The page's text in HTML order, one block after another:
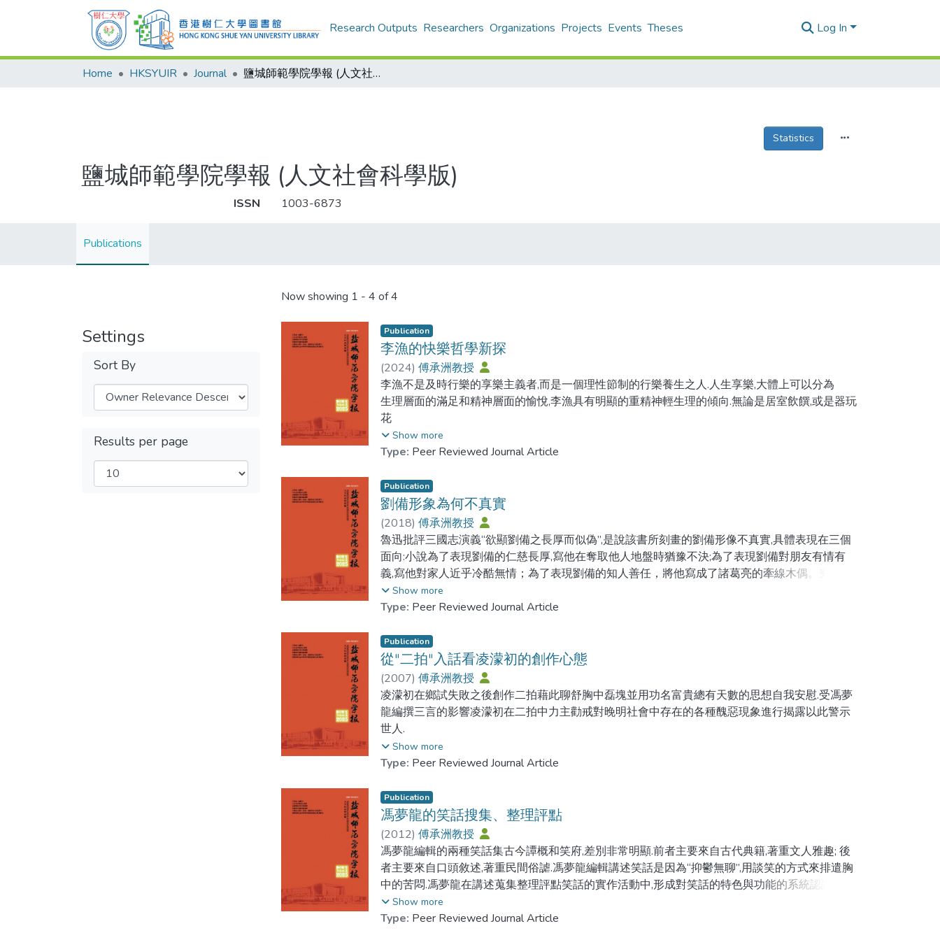
Research Outputs Researchers Organizations Projects Events Theses Log In
Home HKSYUIR Journal 鹽城師範學院學報 (人文社會科學版)
Statistics
鹽城師範學院學報 (人文社會科學版)
ISSN 1003-6873
Publications
Settings
Sort By
Results per page
Now showing 1 - 4 of 4
Publication
李漁的快樂哲學新探
(2024)傅承洲教授
李漁不是及時行樂的享樂主義者,而是一個理性節制的行樂養生之人.人生享樂,大體上可以分為
生理層面的滿足和精神層面的愉悅,李漁具有明顯的重精神輕生理的傾向.無論是居室飲饌,或是器玩
花
木,李漁"崇尚儉樸",鄙棄奢靡.李漁提倡簡單飲食,以素食為主,少吃肉,慎殺生,不要虐待動物.堅決反對
食
張節欲
養生,反對恣情縱欲.男人好色,要守道德底線,可以納妾買婢,不能淫人妻妾.認為狎妓嫖娼,好南風,玩孌
童,有悖情理.李漁的快樂哲學是其人生經驗的總結,是一位睿智老人對世人的關懷與忠告.
Show more
Type: Peer Reviewed Journal Article
Publication
劉備形象為何不真實
(2018)傅承洲教授
魯迅批評三國志演義“欲顯劉備之長厚而似偽”,是說該書所刻畫的劉備形像不真實,具體表現在三個
面向:小說為了表現劉備的仁慈長厚,寫他在奪取他人地盤時猶豫不決;為了表現劉備對朋友有情有
義,寫他對家人近乎冷酷無情；為了表現劉備的知人善任，將他寫成了諸葛亮的牽線木偶。究其原
因，與三國志演義將人物性格絕對化的方法有直接關係,作者要將劉備塑造成一個仁慈長厚的明君,
而歷史上並沒有一個道德完善的開國皇帝,作者只能憑空想像,寫成了一個遠離歷史真實的劉備形象.
走樣.
Show more
Type: Peer Reviewed Journal Article
Publication
從"二拍"入話看凌濛初的創作心態
(2007)傅承洲教授
凌濛初在鄉試失敗之後創作二拍藉此聊舒胸中磊塊並用功名富貴總有天數的思想自我安慰.受馮夢
龍編撰三言的影響凌濛初在二拍中力主勸戒對晚明社會中存在的各種醜惡現象進行揭露以此警示
世人.
After his failure in the imperial examinations at the provincial level Ling Meng-chu began his
Meng-long Ling focused his care on persuasion and exposure of the evil in the late Ming dynasty.
Show more
Type: Peer Reviewed Journal Article
Publication
馮夢龍的笑話搜集、整理評點
(2012)傅承洲教授
馮夢龍編輯的兩種笑話集古今譚概和笑府,差別非常明顯.前者主要來自古代典籍,著重文人雅趣; 後
者主要來自口頭敘述,著重民間俗謔.馮夢龍編輯講述笑話是因為“抑鬱無聊”,用談笑的方式來排遣胸
中的苦悶.馮夢龍在講述蒐集整理評點笑話的實作活動中,形成對笑話的特色與功能的系統認識.馮夢
龍重視笑話的諷刺功效,所輯笑話多為嘲諷吝嗇諂媚吹噓懼內不孝說謊等各種世間俗態,要用笑聲來
否定社會上普遍存在的醜惡現象.同時不忽略笑話的娛樂功能,他在笑話集中蒐集了不少純娛樂笑話.
Show more
Type: Peer Reviewed Journal Article